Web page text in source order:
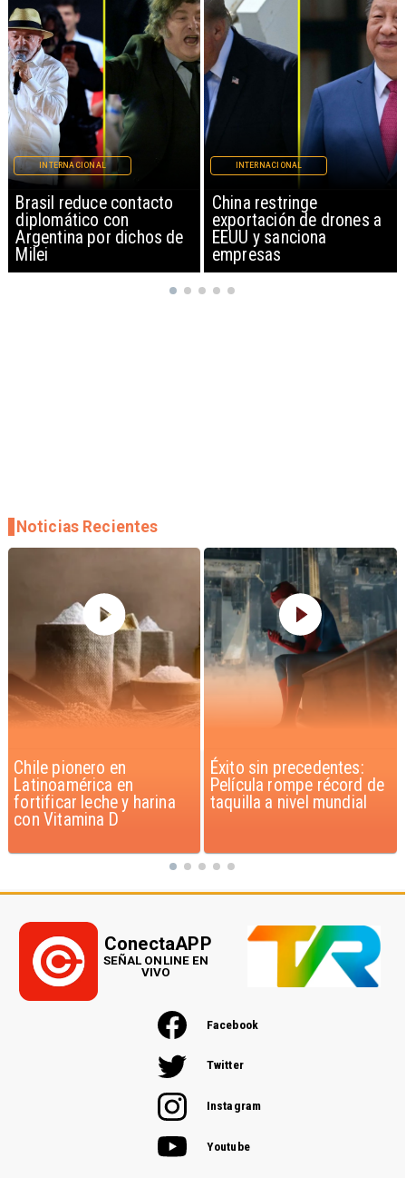
China restringe
exportación de drones a
EEUU y sanciona
empresas
INTERNACIONAL
Papa León XIV anuncia
gira por Sudamérica
INTERNACIONAL
Éxito sin precedentes:
Película rompe récord de
taquilla a nivel mundial
Corte Suprema confirma
pago de $1.000 millones
por caso ProCultura
Noticias Recientes
Facebook
Twitter
Instagram
Youtube
ConectaAPP
SEÑAL ONLINE EN
VIVO